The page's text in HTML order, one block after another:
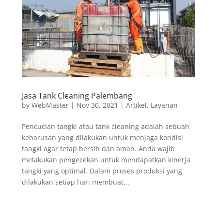
Jasa Tank Cleaning Palembang
by WebMaster| Nov 30, 2021 | Artikel, Layanan
Pencucian tangki atau tank cleaning adalah sebuah
keharusan yang dilakukan untuk menjaga kondisi
tangki agar tetap bersih dan aman. Anda wajib
melakukan pengecekan untuk mendapatkan kinerja
tangki yang optimal. Dalam proses produksi yang
dilakukan setiap hari membuat...